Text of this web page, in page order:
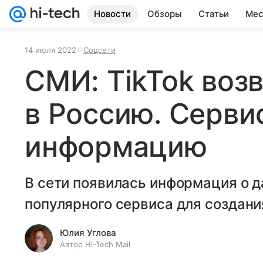
Новости Обзоры Статьи
14 июля 2022 Соцсети
СМИ: TikTok
в Россию.
информацию
В сети появилась информация о
популярного сервиса для
Юлия Углова
Автор Hi-Tech Mail